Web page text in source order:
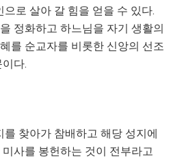
로 살아 갈 힘을 얻을 수 있다.
정화하고 하느님을 자기 생활의
를 순교자를 비롯한 신앙의 선조
다.
찾아가 참배하고 해당 성지에
사를 봉헌하는 것이 전부라고